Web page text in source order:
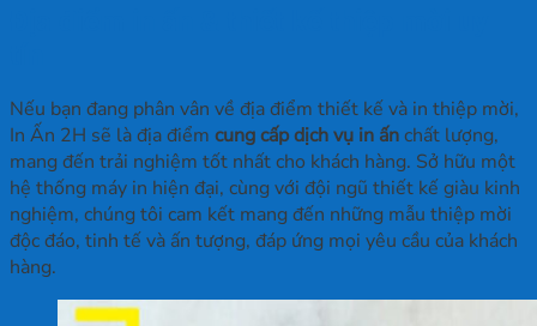
Nếu bạn đang phân vân về địa điểm thiết kế và in thiệp mời,
In Ấn 2H sẽ là địa điểm cung cấp dịch vụ in ấnchất lượng,
mang đến trải nghiệm tốt nhất cho khách hàng. Sở hữu một
hệ thống máy in hiện đại, cùng với đội ngũ thiết kế giàu kinh
nghiệm, chúng tôi cam kết mang đến những mẫu thiệp mời
độc đáo, tinh tế và ấn tượng, đáp ứng mọi yêu cầu của khách
hàng.